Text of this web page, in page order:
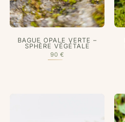
BAGUE OPALE VERTE –
SPHÈRE VÉGÉTALE
90 €